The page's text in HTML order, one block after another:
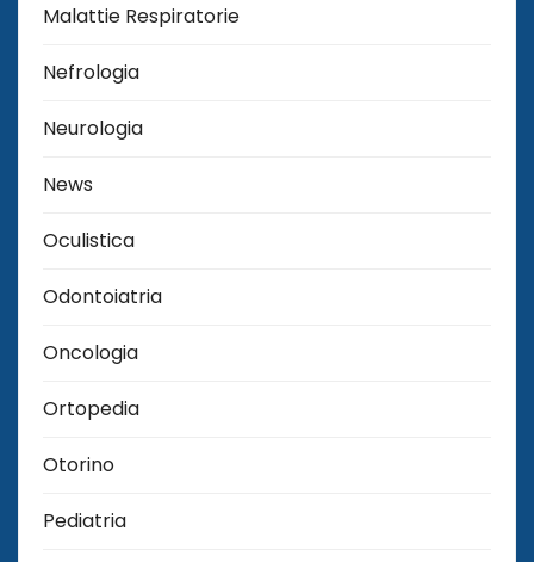
Malattie Respiratorie
Nefrologia
Neurologia
News
Oculistica
Odontoiatria
Oncologia
Ortopedia
Otorino
Pediatria